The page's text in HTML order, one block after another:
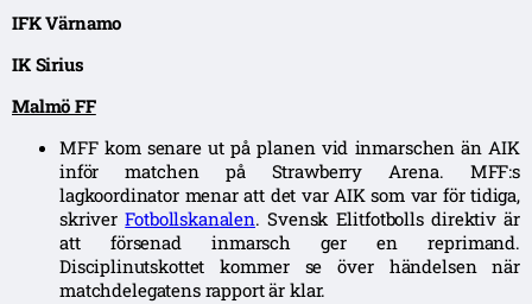
IFK Värnamo
IK Sirius
Malmö FF
MFF kom senare ut på planen vid inmarschen än AIK
inför matchen på Strawberry Arena. MFF:s
lagkoordinator menar att det var AIK som var för tidiga,
skriverFotbollskanalen. Svensk Elitfotbolls direktiv är
att försenad inmarsch ger en reprimand.
Disciplinutskottet kommer se över händelsen när
matchdelegatens rapport är klar.